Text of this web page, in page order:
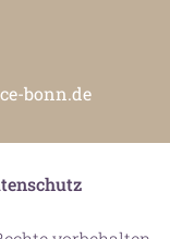
bonn.de